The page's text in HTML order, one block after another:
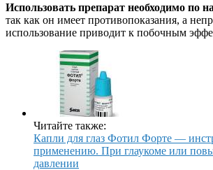
Использовать препарат необходимо по
так как он имеет противопоказания, а
использование приводит к побочным
Читайте также:
Капли для глаз Фотил Форте —
применению. При глаукоме или
давлении